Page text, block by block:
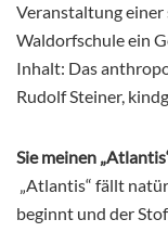
Veranstaltung einer
Waldorfschule ein
Inhalt: Das
Rudolf Steiner,
Sie meinen
„Atlantis“ fällt
beginnt und der